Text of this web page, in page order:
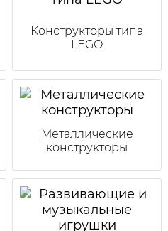
Конструкторы типа
LEGO
Металлические
конструкторы